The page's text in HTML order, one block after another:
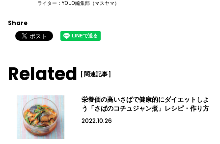
ライター：YOLO編集部（マスヤマ）
Share
Related [ 関連記事 ]
栄養価の高いさばで健康的にダイエットしよ
う「さばのコチュジャン煮」レシピ・作り方
2022.10.26